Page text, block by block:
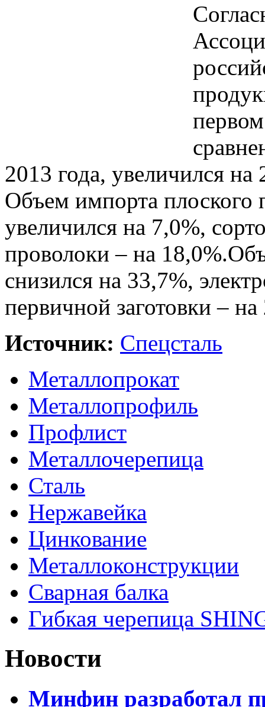
2013 года, увеличился
Объем импорта плоского
увеличился на 7,0%,
проволоки – на
снизился на 33,7%,
первичной заготовки –
Источник: Спецсталь
Металлопрокат
Металлопрофиль
Профлист
Металлочерепица
Сталь
Нержавейка
Цинкование
Металлоконструкции
Сварная балка
Гибкая черепица
Новости
Минфин разработал